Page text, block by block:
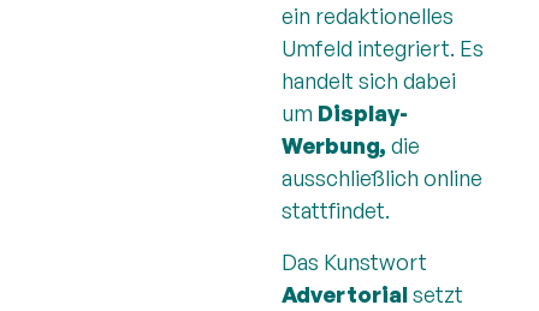
ein redaktionelles
Umfeld integriert. Es
handelt sich dabei
um Display-
Werbung, die
ausschließlich online
stattfindet.
Das Kunstwort
Advertorialsetzt